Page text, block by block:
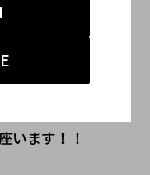
リートエリアのブ
います！！